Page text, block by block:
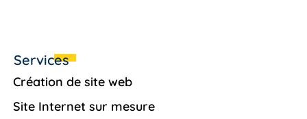
Services
Création de site web
Site Internet sur mesure